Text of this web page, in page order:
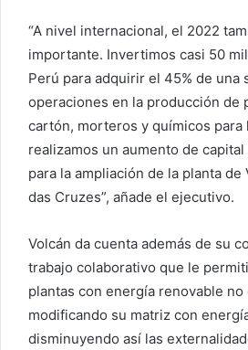
“A nivel internacional, el 2022
importante. Invertimos casi 50
Perú para adquirir el 45% de una
operaciones en la producción de
cartón, morteros y químicos para
realizamos un aumento de
para la ampliación de la planta de
das Cruzes”, añade el ejecutivo.
Volcán da cuenta además de su
trabajo colaborativo que le
plantas con energía renovable no
modificando su matriz con
disminuyendo así las